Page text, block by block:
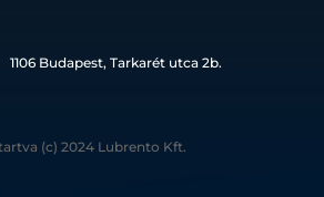
1106 Budapest, Tarkarét utca 2b.
(c) 2024 Lubrento Kft.